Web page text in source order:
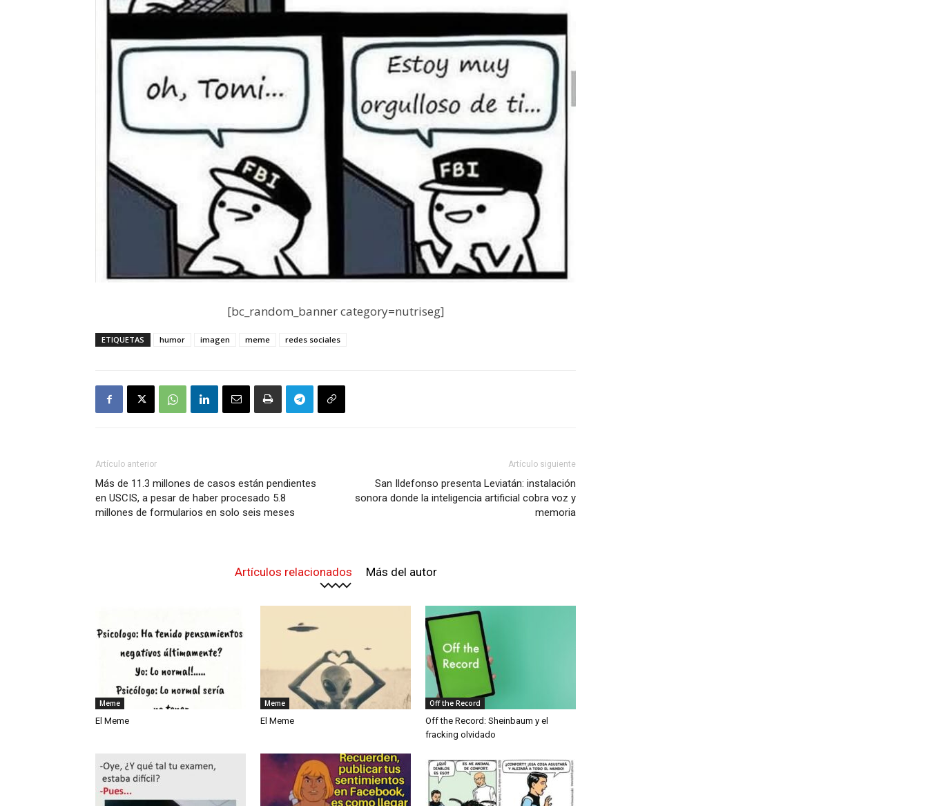
[bc_random_banner category=nutriseg]
ETIQUETAS humor imagen meme redes sociales
Artículo anterior
Más de 11.3 millones de casos están pendientes
en USCIS, a pesar de haber procesado 5.8
millones de formularios en solo seis meses
Artículo siguiente
San Ildefonso presenta Leviatán: instalación
sonora donde la inteligencia artificial cobra voz y
memoria
Artículos relacionados Más del autor
Meme
El Meme
Meme
El Meme
Off the Record
Off the Record: Sheinbaum y el
fracking olvidado